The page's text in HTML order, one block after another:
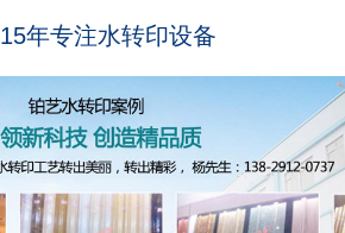
15年专注水转印设备